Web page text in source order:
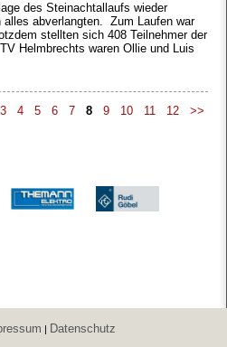
des Steinachtallaufs wieder
alles abverlangten. Zum Laufen war
stellten sich 408 Teilnehmer der
Helmbrechts waren Ollie und Luis
3 4 5 6 7 8 9 10 11 12 >>
| Datenschutz